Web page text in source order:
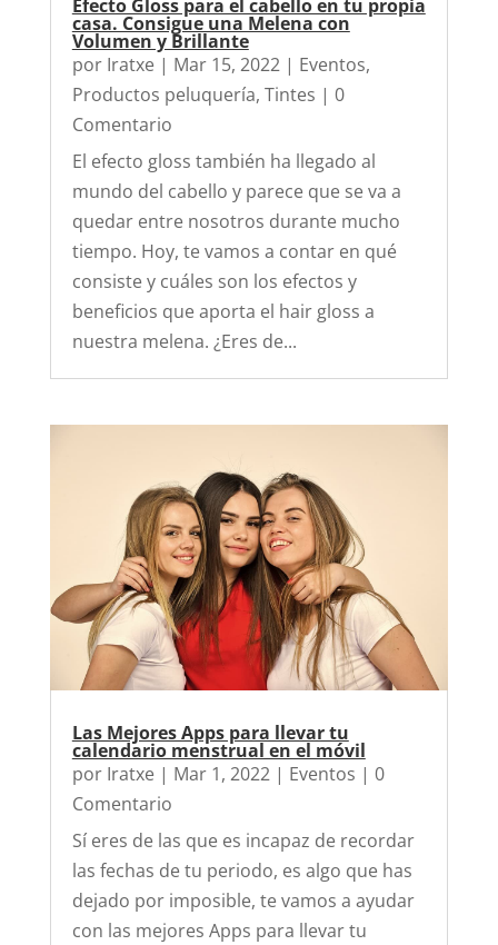
Efecto Gloss para el cabello en tu propia
casa. Consigue una Melena con
Volumen y Brillante
por Iratxe| Mar 15, 2022| Eventos,
Productos peluquería, Tintes | 0
Comentario
El efecto gloss también ha llegado al
mundo del cabello y parece que se va a
quedar entre nosotros durante mucho
tiempo. Hoy, te vamos a contar en qué
consiste y cuáles son los efectos y
beneficios que aporta el hair gloss a
nuestra melena. ¿Eres de...
Las Mejores Apps para llevar tu
calendario menstrual en el móvil
por Iratxe| Mar 1, 2022| Eventos | 0
Comentario
Sí eres de las que es incapaz de recordar
las fechas de tu periodo, es algo que has
dejado por imposible, te vamos a ayudar
con las mejores Apps para llevar tu